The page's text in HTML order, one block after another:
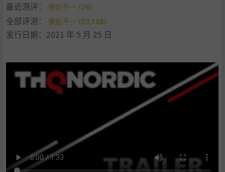
最近测评：
褒贬不一 (26)
全部评测： 褒贬不一 (20,138)
发行日期：2021 年 5 月 25 日